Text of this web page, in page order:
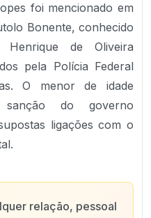
foi mencionado em
Bonente, conhecido
Henrique de Oliveira
pela Polícia Federal
O menor de idade
do governo
ligações com o
relação, pessoal